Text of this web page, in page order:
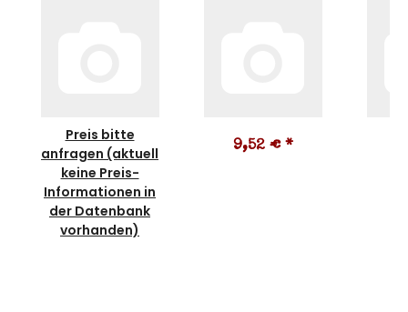
Preis bitte
anfragen (aktuell
keine Preis-
Informationen in
der Datenbank
vorhanden)
9,52 € *